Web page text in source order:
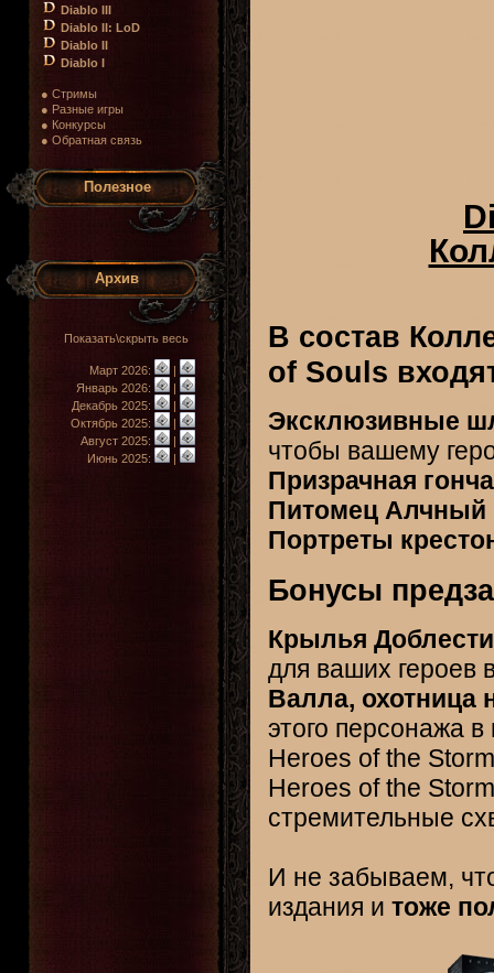
Diablo III
Diablo II: LoD
Diablo II
Diablo I
● Стримы
● Разные игры
● Конкурсы
● Обратная связь
Полезное
Архив
Показать\скрыть весь
Март 2026:
|
Январь 2026:
|
Декабрь 2025:
|
Октябрь 2025:
|
Август 2025:
|
Июнь 2025:
|
В состав
of Souls
Эксклюзивные
чтобы вашему
Призрачная
Питомец Алчный
Портреты
Бонусы
Крылья Доблести
для ваших героев
Валла, охотница
этого персонажа
Heroes of the
Heroes of the
стремительные
И не забываем,
издания и тоже